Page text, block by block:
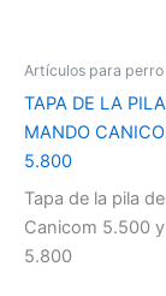
Artículos para perro
TAPA DE LA
MANDO
5.800
Tapa de la pila
Canicom 5.500
5.800